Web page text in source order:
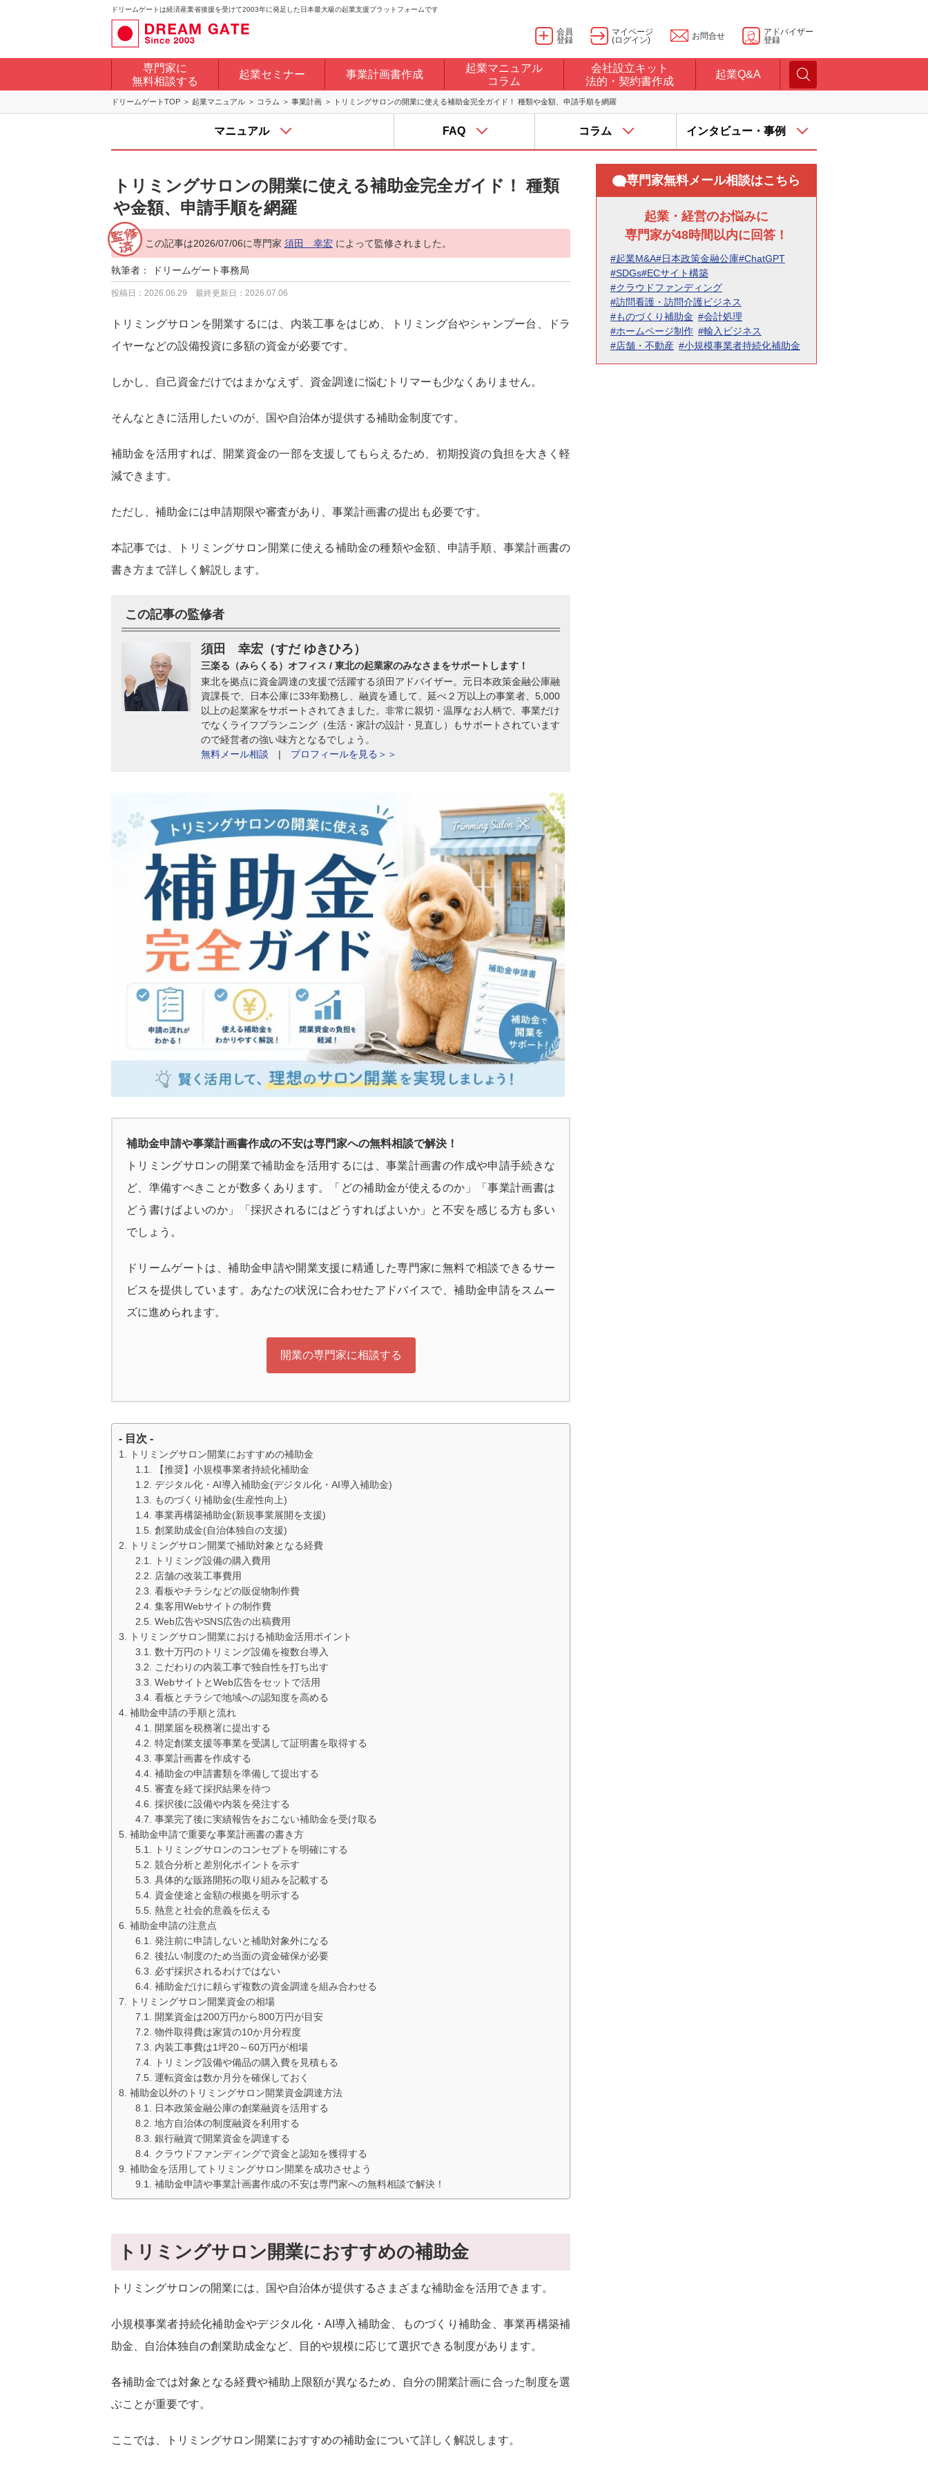
ドリームゲートは経済産業省後援を受けて2003年に発足した日本最大級の起業支援プラットフォームです
会員
登録
マイページ
(ログイン)
お問合せ
アドバイザー
登録
専門家に
無料相談する
起業セミナー 事業計画書作成
起業マニュアル
コラム
会社設立キット
法的・契約書作成
起業Q&A
ドリームゲートTOP 起業マニュアル コラム 事業計画 トリミングサロンの開業に使える補助金完全ガイド！ 種類や金額、申請手順を網羅
マニュアル FAQ コラム インタビュー・事例
トリミングサロンの開業に使える補助金完全ガイド！ 種類
や金額、申請手順を網羅
この記事は2026/07/06に専門家 須田 幸宏 によって監修されました。
執筆者： ドリームゲート事務局
投稿日：2026.06.29 最終更新日：2026.07.06
トリミングサロンを開業するには、内装工事をはじめ、トリミング台やシャンプー台、ドラ
イヤーなどの設備投資に多額の資金が必要です。
しかし、自己資金だけではまかなえず、資金調達に悩むトリマーも少なくありません。
そんなときに活用したいのが、国や自治体が提供する補助金制度です。
補助金を活用すれば、開業資金の一部を支援してもらえるため、初期投資の負担を大きく軽
減できます。
ただし、補助金には申請期限や審査があり、事業計画書の提出も必要です。
本記事では、トリミングサロン開業に使える補助金の種類や金額、申請手順、事業計画書の
書き方まで詳しく解説します。
この記事の監修者
須田 幸宏（すだ ゆきひろ）
三楽る（みらくる）オフィス / 東北の起業家のみなさまをサポートします！
東北を拠点に資金調達の支援で活躍する須田アドバイザー。元日本政策金融公庫融
資課長で、日本公庫に33年勤務し、融資を通して、延べ２万以上の事業者、5,000
以上の起業家をサポートされてきました。非常に親切・温厚なお人柄で、事業だけ
でなくライフプランニング（生活・家計の設計・見直し）もサポートされています
ので経営者の強い味方となるでしょう。
無料メール相談 | プロフィールを見る＞＞
補助金申請や事業計画書作成の不安は専門家への無料相談で解決！
トリミングサロンの開業で補助金を活用するには、事業計画書の作成や申請手続きな
ど、準備すべきことが数多くあります。「どの補助金が使えるのか」「事業計画書は
どう書けばよいのか」「採択されるにはどうすればよいか」と不安を感じる方も多い
でしょう。
ドリームゲートは、補助金申請や開業支援に精通した専門家に無料で相談できるサー
ビスを提供しています。あなたの状況に合わせたアドバイスで、補助金申請をスムー
ズに進められます。
開業の専門家に相談する
- 目次 -
トリミングサロン開業におすすめの補助金
【推奨】小規模事業者持続化補助金
デジタル化・AI導入補助金(デジタル化・AI導入補助金)
ものづくり補助金(生産性向上)
事業再構築補助金(新規事業展開を支援)
創業助成金(自治体独自の支援)
トリミングサロン開業で補助対象となる経費
トリミング設備の購入費用
店舗の改装工事費用
看板やチラシなどの販促物制作費
集客用Webサイトの制作費
Web広告やSNS広告の出稿費用
トリミングサロン開業における補助金活用ポイント
数十万円のトリミング設備を複数台導入
こだわりの内装工事で独自性を打ち出す
WebサイトとWeb広告をセットで活用
看板とチラシで地域への認知度を高める
補助金申請の手順と流れ
開業届を税務署に提出する
特定創業支援等事業を受講して証明書を取得する
事業計画書を作成する
補助金の申請書類を準備して提出する
審査を経て採択結果を待つ
採択後に設備や内装を発注する
事業完了後に実績報告をおこない補助金を受け取る
補助金申請で重要な事業計画書の書き方
トリミングサロンのコンセプトを明確にする
競合分析と差別化ポイントを示す
具体的な販路開拓の取り組みを記載する
資金使途と金額の根拠を明示する
熱意と社会的意義を伝える
補助金申請の注意点
発注前に申請しないと補助対象外になる
後払い制度のため当面の資金確保が必要
必ず採択されるわけではない
補助金だけに頼らず複数の資金調達を組み合わせる
トリミングサロン開業資金の相場
開業資金は200万円から800万円が目安
物件取得費は家賃の10か月分程度
内装工事費は1坪20～60万円が相場
トリミング設備や備品の購入費を見積もる
運転資金は数か月分を確保しておく
補助金以外のトリミングサロン開業資金調達方法
日本政策金融公庫の創業融資を活用する
地方自治体の制度融資を利用する
銀行融資で開業資金を調達する
クラウドファンディングで資金と認知を獲得する
補助金を活用してトリミングサロン開業を成功させよう
補助金申請や事業計画書作成の不安は専門家への無料相談で解決！
トリミングサロン開業におすすめの補助金
トリミングサロンの開業には、国や自治体が提供するさまざまな補助金を活用できます。
小規模事業者持続化補助金やデジタル化・AI導入補助金 、ものづくり補助金、事業再構築補
助金、自治体独自の創業助成金など、目的や規模に応じて選択できる制度があります。
各補助金では対象となる経費や補助上限額が異なるため、自分の開業計画に合った制度を選
ぶことが重要です。
ここでは、トリミングサロン開業におすすめの補助金について詳しく解説します。
専門家無料メール相談はこちら
起業・経営のお悩みに
専門家が48時間以内に回答！
#起業M&A#日本政策金融公庫#ChatGPT
#SDGs#ECサイト構築
#クラウドファンディング
#訪問看護・訪問介護ビジネス
#ものづくり補助金 #会計処理
#ホームページ制作 #輸入ビジネス
#店舗・不動産 #小規模事業者持続化補助金